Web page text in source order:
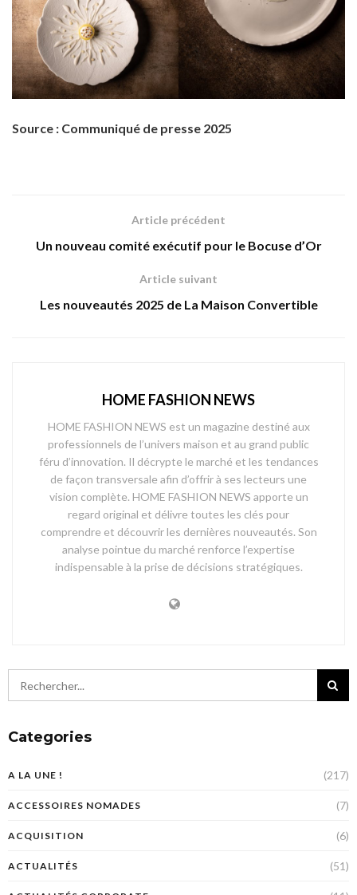
Source : Communiqué de presse 2025
Article précédent
Un nouveau comité exécutif pour le Bocuse d’Or
Article suivant
Les nouveautés 2025 de La Maison Convertible
HOME FASHION NEWS
HOME FASHION NEWS est un magazine destiné aux
professionnels de l’univers maison et au grand public
féru d’innovation. Il décrypte le marché et les tendances
de façon transversale afin d’offrir à ses lecteurs une
vision complète. HOME FASHION NEWS apporte un
regard original et délivre toutes les clés pour
comprendre et découvrir les dernières nouveautés. Son
analyse pointue du marché renforce l’expertise
indispensable à la prise de décisions stratégiques.
Categories
A LA UNE ! (217)
ACCESSOIRES NOMADES (7)
ACQUISITION (6)
ACTUALITÉS (51)